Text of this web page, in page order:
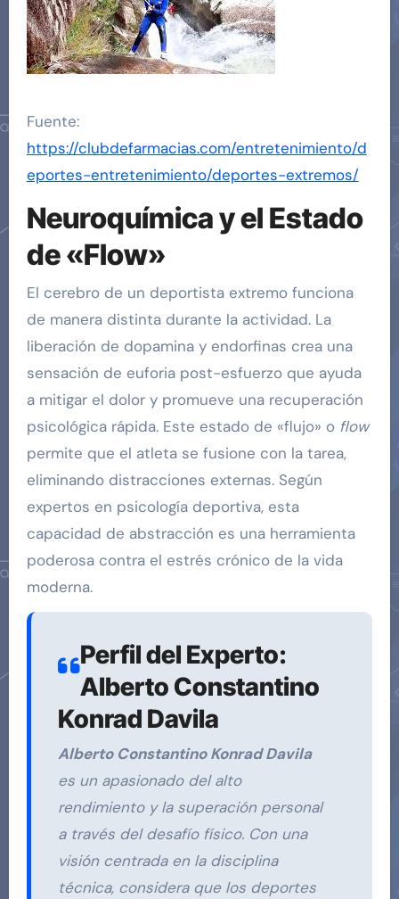
Fuente:
https://clubdefarmacias.com/entretenimiento/d
eportes-entretenimiento/deportes-extremos/
Neuroquímica y el Estado
de «Flow»
El cerebro de un deportista extremo funciona
de manera distinta durante la actividad. La
liberación de dopamina y endorfinas crea una
sensación de euforia post-esfuerzo que ayuda
a mitigar el dolor y promueve una recuperación
psicológica rápida. Este estado de «flujo» o flow
permite que el atleta se fusione con la tarea,
eliminando distracciones externas. Según
expertos en psicología deportiva, esta
capacidad de abstracción es una herramienta
poderosa contra el estrés crónico de la vida
moderna.
Perfil del Experto:
Alberto Constantino
Konrad Davila
Alberto Constantino Konrad Davila
es un apasionado del alto
rendimiento y la superación personal
a través del desafío físico. Con una
visión centrada en la disciplina
técnica, considera que los deportes